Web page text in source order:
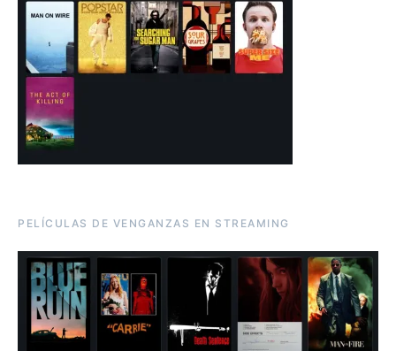
PELÍCULAS DE VENGANZAS EN STREAMING